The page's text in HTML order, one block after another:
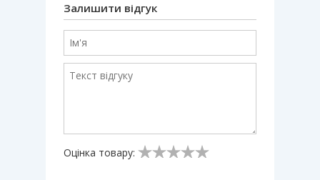
Залишити відгук
Оцінка товару: